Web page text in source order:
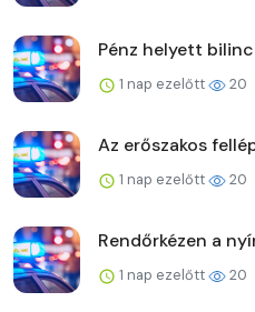
Pénz helyett
1 nap ezelőtt 20
Az erőszakos
1 nap ezelőtt 20
Rendőrkézen a
1 nap ezelőtt 20